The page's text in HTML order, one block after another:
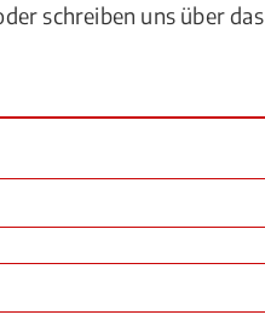
schreiben uns über das